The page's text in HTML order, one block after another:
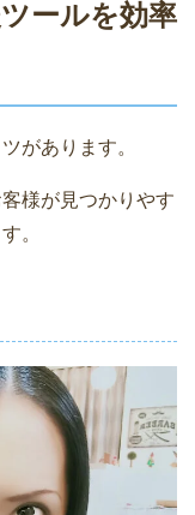
ールを効率
があります。
様が見つかりやす
。